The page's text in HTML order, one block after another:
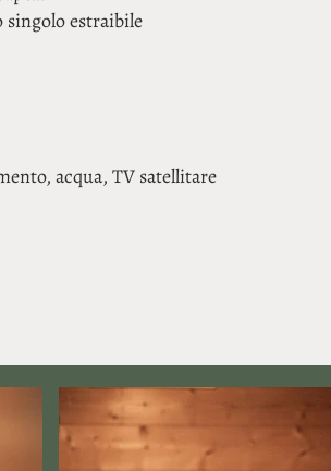
estraibile
acqua, TV satellitare